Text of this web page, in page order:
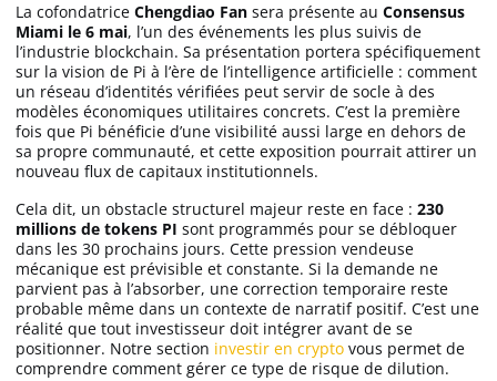
La cofondatrice Chengdiao Fan sera présente au Consensus
Miami le 6 mai, l’un des événements les plus suivis de
l’industrie blockchain. Sa présentation portera spécifiquement
sur la vision de Pi à l’ère de l’intelligence artificielle : comment
un réseau d’identités vérifiées peut servir de socle à des
modèles économiques utilitaires concrets. C’est la première
fois que Pi bénéficie d’une visibilité aussi large en dehors de
sa propre communauté, et cette exposition pourrait attirer un
nouveau flux de capitaux institutionnels.
Cela dit, un obstacle structurel majeur reste en face : 230
millions de tokens PI sont programmés pour se débloquer
dans les 30 prochains jours. Cette pression vendeuse
mécanique est prévisible et constante. Si la demande ne
parvient pas à l’absorber, une correction temporaire reste
probable même dans un contexte de narratif positif. C’est une
réalité que tout investisseur doit intégrer avant de se
positionner. Notre section investir en crypto vous permet de
comprendre comment gérer ce type de risque de dilution.